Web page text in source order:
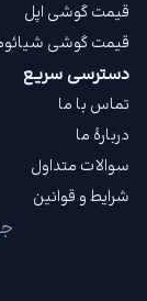
قیمت گوشی اپل
قیمت گوشی
دسترسی سریع
تماس با ما
دربارهٔ ما
سوالات متداول
شرایط و قوانین